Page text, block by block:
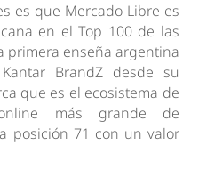
es que Mercado Libre es
en el Top 100 de las
primera enseña argentina
BrandZ desde su
que es el ecosistema de
más grande de
posición 71 con un valor